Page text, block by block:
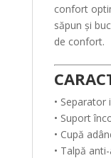
confort
săpun și
de confort.
•
• Suport
• Cupă
• Talpă